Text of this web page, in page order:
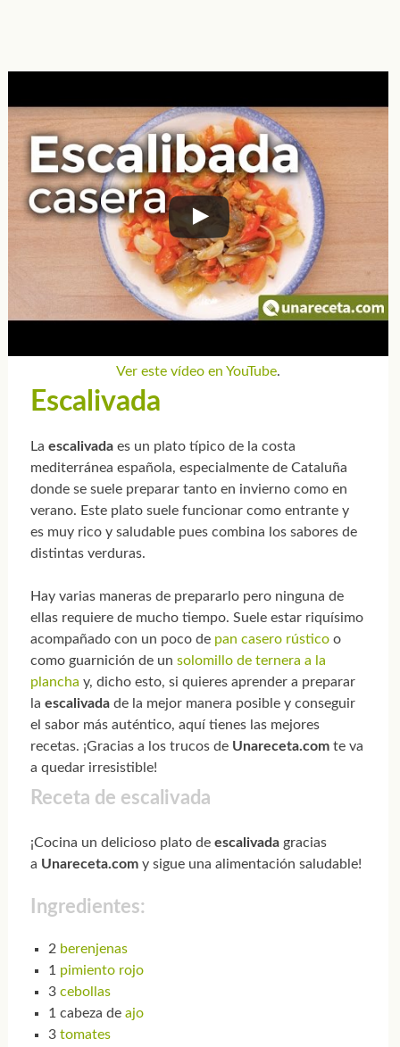
Ver este vídeo en YouTube.
Escalivada
La escalivadaes un plato típico de la costa
mediterránea española, especialmente de Cataluña
donde se suele preparar tanto en invierno como en
verano. Este plato suele funcionar como entrante y
es muy rico y saludable pues combina los sabores de
distintas verduras.
Hay varias maneras de prepararlo pero ninguna de
ellas requiere de mucho tiempo. Suele estar riquísimo
acompañado con un poco de pan casero rústicoo
como guarnición de un solomillo de ternera a la
plancha y, dicho esto, si quieres aprender a preparar
la escalivada de la mejor manera posible y conseguir
el sabor más auténtico, aquí tienes las mejores
recetas. ¡Gracias a los trucos de Unareceta.comte va
a quedar irresistible!
Receta de escalivada
¡Cocina un delicioso plato de escalivadagracias
a Unareceta.com y sigue una alimentación saludable!
Ingredientes:
2 berenjenas
1 pimiento rojo
3 cebollas
1 cabeza de ajo
3 tomates